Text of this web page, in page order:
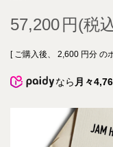
57,200
[ ご購入後、 2,600 円分 の
なら 月々